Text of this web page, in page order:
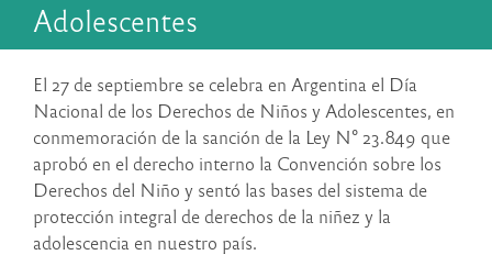
Adolescentes
El 27 de septiembre se celebra en Argentina el Día
Nacional de los Derechos de Niños y Adolescentes, en
conmemoración de la sanción de la Ley N° 23.849 que
aprobó en el derecho interno la Convención sobre los
Derechos del Niño y sentó las bases del sistema de
protección integral de derechos de la niñez y la
adolescencia en nuestro país.